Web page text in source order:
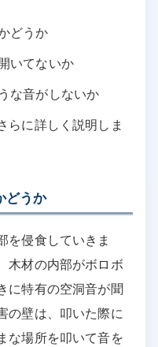
どうか
いてないか
な音がしないか
らに詳しく説明しま
どうか
を侵食していきま
木材の内部がボロボ
に特有の空洞音が聞
の壁は、叩いた際に
な場所を叩いて音を